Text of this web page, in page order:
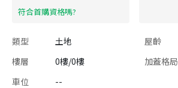
​符合首購資格嗎?
類型 土地 屋齡
樓層
0樓/0樓 加蓋格局
車位
--